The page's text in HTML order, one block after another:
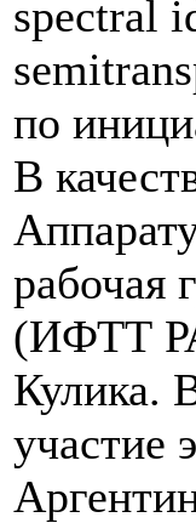
spectral
по
В
рабочая
(ИФТТ
Кулика.
участие